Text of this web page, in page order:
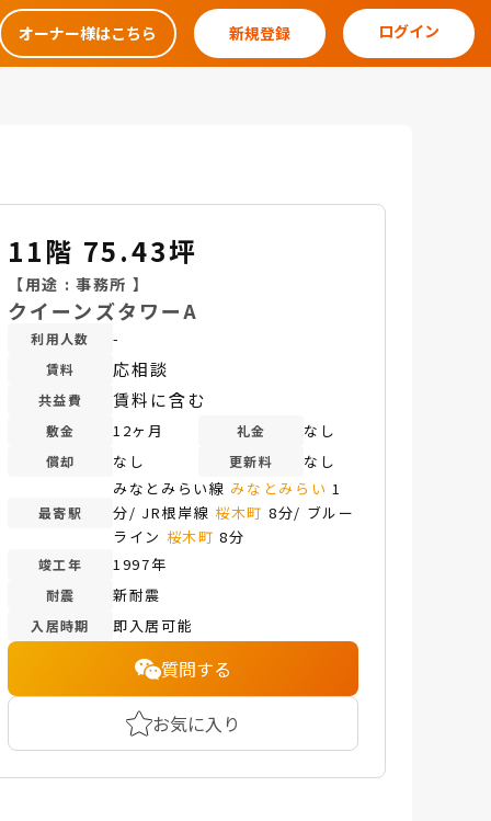
オーナー様はこちら 新規登録 ログイン
11階 75.43坪
【用途 :事務所 】
クイーンズタワーA
利用人数 -
賃料 応相談
共益費 賃料に含む
敷金 12ヶ月 礼金 なし
償却 なし 更新料 なし
最寄駅
みなとみらい線 みなとみらい 1
分/ JR根岸線 桜木町 8分/ ブルー
ライン 桜木町 8分
竣工年 1997年
耐震 新耐震
入居時期 即入居可能
質問する
お気に入り